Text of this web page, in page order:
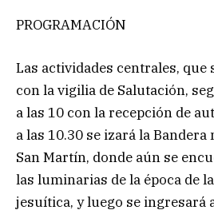
PROGRAMACIÓN
Las actividades centrales,
con la vigilia de Salutación,
a las 10 con la recepción de
a las 10.30 se izará la
San Martín, donde aún se
las luminarias de la época de
jesuítica, y luego se ingresará